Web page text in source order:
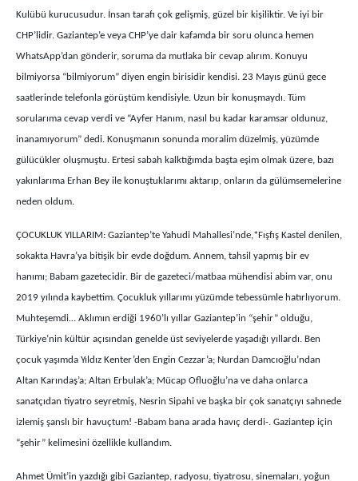
Kulübü kurucusudur. İnsan tarafı çok gelişmiş, güzel bir kişiliktir. Ve iyi bir
CHP’lidir. Gaziantep’e veya CHP’ye dair kafamda bir soru olunca hemen
WhatsApp’dan gönderir, soruma da mutlaka bir cevap alırım. Konuyu
bilmiyorsa “bilmiyorum” diyen engin birisidir kendisi. 23 Mayıs günü gece
saatlerinde telefonla görüştüm kendisiyle. Uzun bir konuşmaydı. Tüm
sorularıma cevap verdi ve “Ayfer Hanım, nasıl bu kadar karamsar oldunuz,
inanamıyorum” dedi. Konuşmanın sonunda moralim düzelmiş, yüzümde
gülücükler oluşmuştu. Ertesi sabah kalktığımda başta eşim olmak üzere, bazı
yakınlarıma Erhan Bey ile konuştuklarımı aktarıp, onların da gülümsemelerine
neden oldum.
ÇOCUKLUK YILLARIM: Gaziantep’te Yahudi Mahallesi’nde,*Fışfış Kastel denilen,
sokakta Havra’ya bitişik bir evde doğdum. Annem, tahsil yapmış bir ev
hanımı; Babam gazetecidir. Bir de gazeteci/matbaa mühendisi abim var, onu
2019 yılında kaybettim. Çocukluk yıllarımı yüzümde tebessümle hatırlıyorum.
Muhteşemdi… Aklımın erdiği 1960’lı yıllar Gaziantep’in “şehir” olduğu,
Türkiye’nin kültür açısından genelde üst seviyelerde yaşadığı yıllardı. Ben
çocuk yaşımda Yıldız Kenter’den Engin Cezzar’a; Nurdan Damcıoğlu’ndan
Altan Karındaş’a; Altan Erbulak’a; Mücap Ofluoğlu’na ve daha onlarca
sanatçıdan tiyatro seyretmiş, Nesrin Sipahi ve başka bir çok sanatçıyı sahnede
izlemiş şanslı bir havuçtum! -Babam bana arada havıç derdi-. Gaziantep için
“şehir” kelimesini özellikle kullandım.
Ahmet Ümit’in yazdığı gibi Gaziantep, radyosu, tiyatrosu, sinemaları, yoğun